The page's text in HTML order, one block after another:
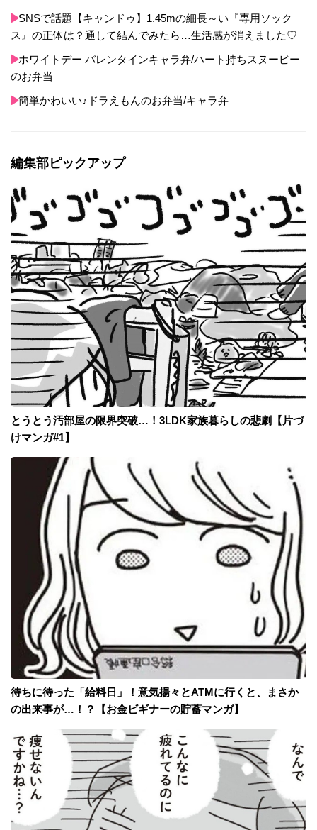
SNSで話題【キャンドゥ】1.45mの細長～い『専用ソック
ス』の正体は？通して結んでみたら…生活感が消えました♡
ホワイトデー バレンタインキャラ弁/ハート持ちスヌーピー
のお弁当
簡単かわいい♪ドラえもんのお弁当/キャラ弁
編集部ピックアップ
とうとう汚部屋の限界突破…！3LDK家族暮らしの悲劇【片づ
けマンガ#1】
待ちに待った「給料日」！意気揚々とATMに行くと、まさか
の出来事が…！？【お金ビギナーの貯蓄マンガ】